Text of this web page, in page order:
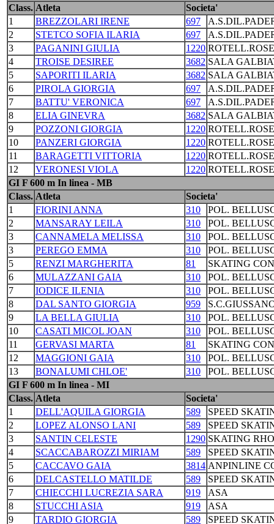
Class. Atleta
Societa'
1
BREZZOLARI IRENE 697
2
STETCO SOFIA ILARIA 697
3
PAGANINI GIULIA 1220
4
TROISE DESIREE 3682 SALA
5
SAPORITI ILARIA 3682 SALA
6
PIROLA GIORGIA 697
7
BATTU' VERONICA 697
8
ELIA GINEVRA 3682 SALA
9
POZZONI GIORGIA 1220
10
PANZERI GIORGIA 1220
11
BARAGETTI VITTORIA 1220
12
VERONESI VIOLA 1220
GI F 600 m In linea - MB
Class. Atleta
Societa'
1
FIORINI ANNA 310
POL.
2
MANSARAY LEILA 310
POL.
3
CANNAMELA MELISSA 310
POL.
3
PEREGO EMMA 310
POL.
5
RENZI MARGHERITA 81
SKATING
6
MULAZZANI GAIA 310
POL.
7
IODICE ILENIA 310
POL.
8
DAL SANTO GIORGIA 959
9
LA BELLA GIULIA 310
POL.
10
CASATI MICOL JOAN 310
POL.
11
GERVASI MARTA 81
SKATING
12
MAGGIONI GAIA 310
POL.
13
BONALUMI CHLOE' 310
POL.
GI F 600 m In linea - MI
Class. Atleta
Societa'
1
DELL'AQUILA GIORGIA 589
SPEED
2
LOPEZ ALONSO LANI 589
SPEED
3
SANTIN CELESTE 1290 SKATING RHO
4
SCACCABAROZZI MIRIAM 589
SPEED
5
CACCAVO GAIA 3814 ANPINLINE
6
DELCASTELLO MATILDE 589
SPEED
7
CHIECCHI LUCREZIA SARA 919
ASA
8
STUCCHI ASIA 919
ASA
9
TARDIO GIORGIA 589 SPEED